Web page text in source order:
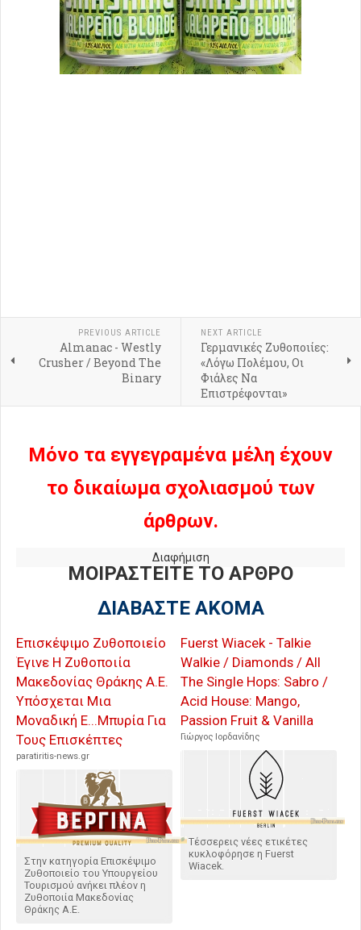
PREVIOUS ARTICLE
Almanac - Westly
Crusher / Beyond The
Binary
NEXT ARTICLE
Γερμανικές Ζυθοποιίες:
«Λόγω Πολέμου, Οι
Φιάλες Να
Επιστρέφονται»
Μόνο τα εγγεγραμένα μέλη έχουν
το δικαίωμα σχολιασμού των
άρθρων.
Διαφήμιση
ΜΟΙΡΑΣΤΕΙΤΕ ΤΟ ΑΡΘΡΟ
ΔΙΑΒΑΣΤΕ ΑΚΟΜΑ
Επισκέψιμο Ζυθοποιείο
Έγινε Η Ζυθοποιία
Μακεδονίας Θράκης Α.Ε.
Υπόσχεται Μια
Μοναδική Ε...Μπυρία Για
Τους Επισκέπτες
paratiritis-news.gr
Στην κατηγορία Επισκέψιμο
Ζυθοποιείο του Υπουργείου
Τουρισμού ανήκει πλέον η
Ζυθοποιία Μακεδονίας
Θράκης Α.Ε.
Fuerst Wiacek - Talkie
Walkie / Diamonds / All
The Single Hops: Sabro /
Acid House: Mango,
Passion Fruit & Vanilla
Γιώργος Ιορδανίδης
Τέσσερεις νέες ετικέτες
κυκλοφόρησε η Fuerst
Wiacek.